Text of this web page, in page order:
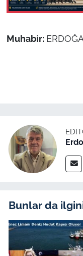
Muhabir:
Bunlar da